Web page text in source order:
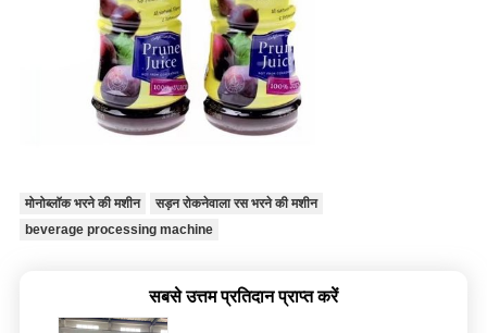
मोनोब्लॉक भरने की मशीन
सड़न रोकनेवाला रस भरने की मशीन
beverage processing machine
सबसे उत्तम प्रतिदान प्राप्त करें